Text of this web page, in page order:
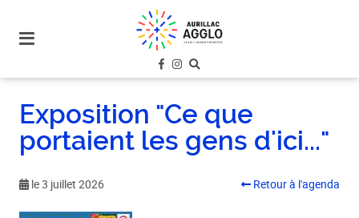
site
menu
aller au
contenu
Exposition "Ce que
portaient les gens d'ici..."
le 3 juillet 2026 Retour à l'agenda